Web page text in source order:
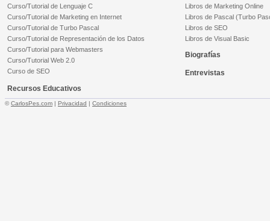
Curso/Tutorial de Lenguaje C
Curso/Tutorial de Marketing en Internet
Curso/Tutorial de Turbo Pascal
Curso/Tutorial de Representación de los Datos
Curso/Tutorial para Webmasters
Curso/Tutorial Web 2.0
Curso de SEO
Recursos Educativos
Libros de Marketing Online
Libros de Pascal (Turbo
Libros de SEO
Libros de Visual Basic
Biografías
Entrevistas
©CarlosPes.com | Privacidad | Condiciones